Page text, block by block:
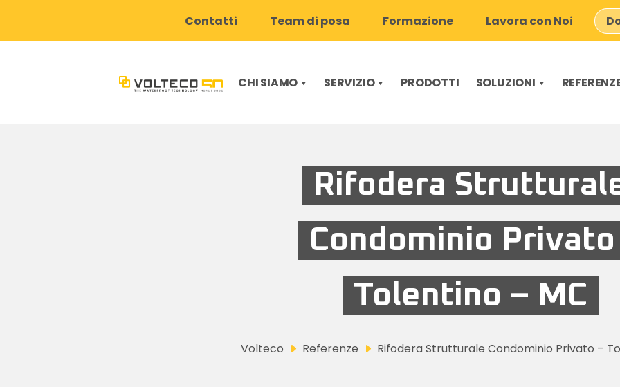
Contatti Team di posa Formazione Lavora con Noi
CHI SIAMO SERVIZIO PRODOTTI SOLUZIONI
Rifodera
Condominio Privato
Tolentino – MC
Volteco Referenze Rifodera Strutturale Condominio Privato –